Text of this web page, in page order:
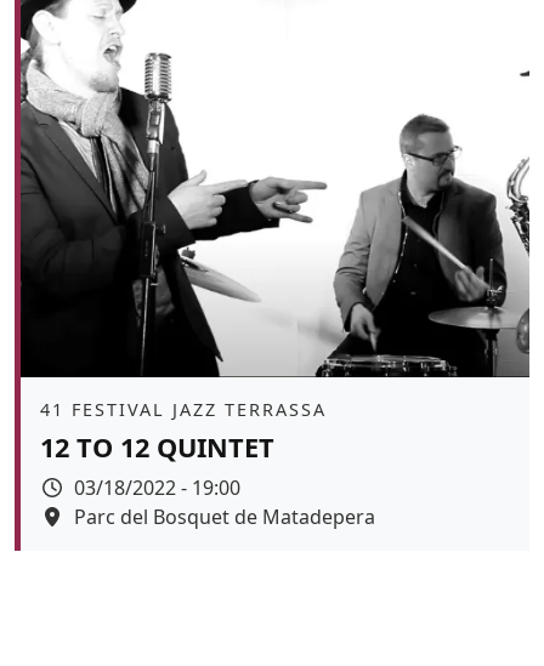
Àmbit
41 FESTIVAL JAZZ TERRASSA
12 TO 12 QUINTET
Data
03/18/2022 - 19:00
Espai
Parc del Bosquet de Matadepera